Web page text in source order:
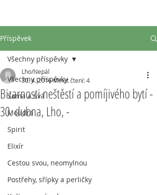
Příspěvek
Všechny příspěvky
Sama a Svá
Moudra
Spirit
Elixír
Cestou svou, neomylnou
Postřehy, sřípky a perličky
Všechny příspěvky
Bizarnosti neštěstí a pomíjivého bytí -
30. dubna, Lho, -
Lho/Nepál
30. 4. 2016 Minut čtení: 4